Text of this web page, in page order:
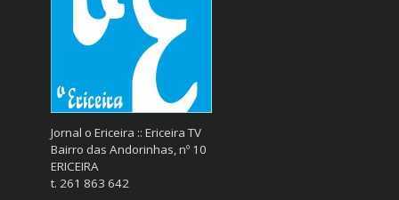
Jornal o Ericeira :: Ericeira TV
Bairro das Andorinhas, nº 10
ERICEIRA
t. 261 863 642